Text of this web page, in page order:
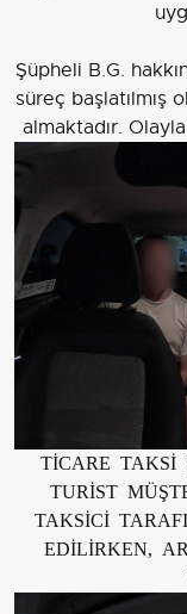
Şüpheli B.G.
süreç başlatılmış
almaktadır.
TİCARE TAKSİ
TURİST
TAKSİCİ
EDİLİRKEN,